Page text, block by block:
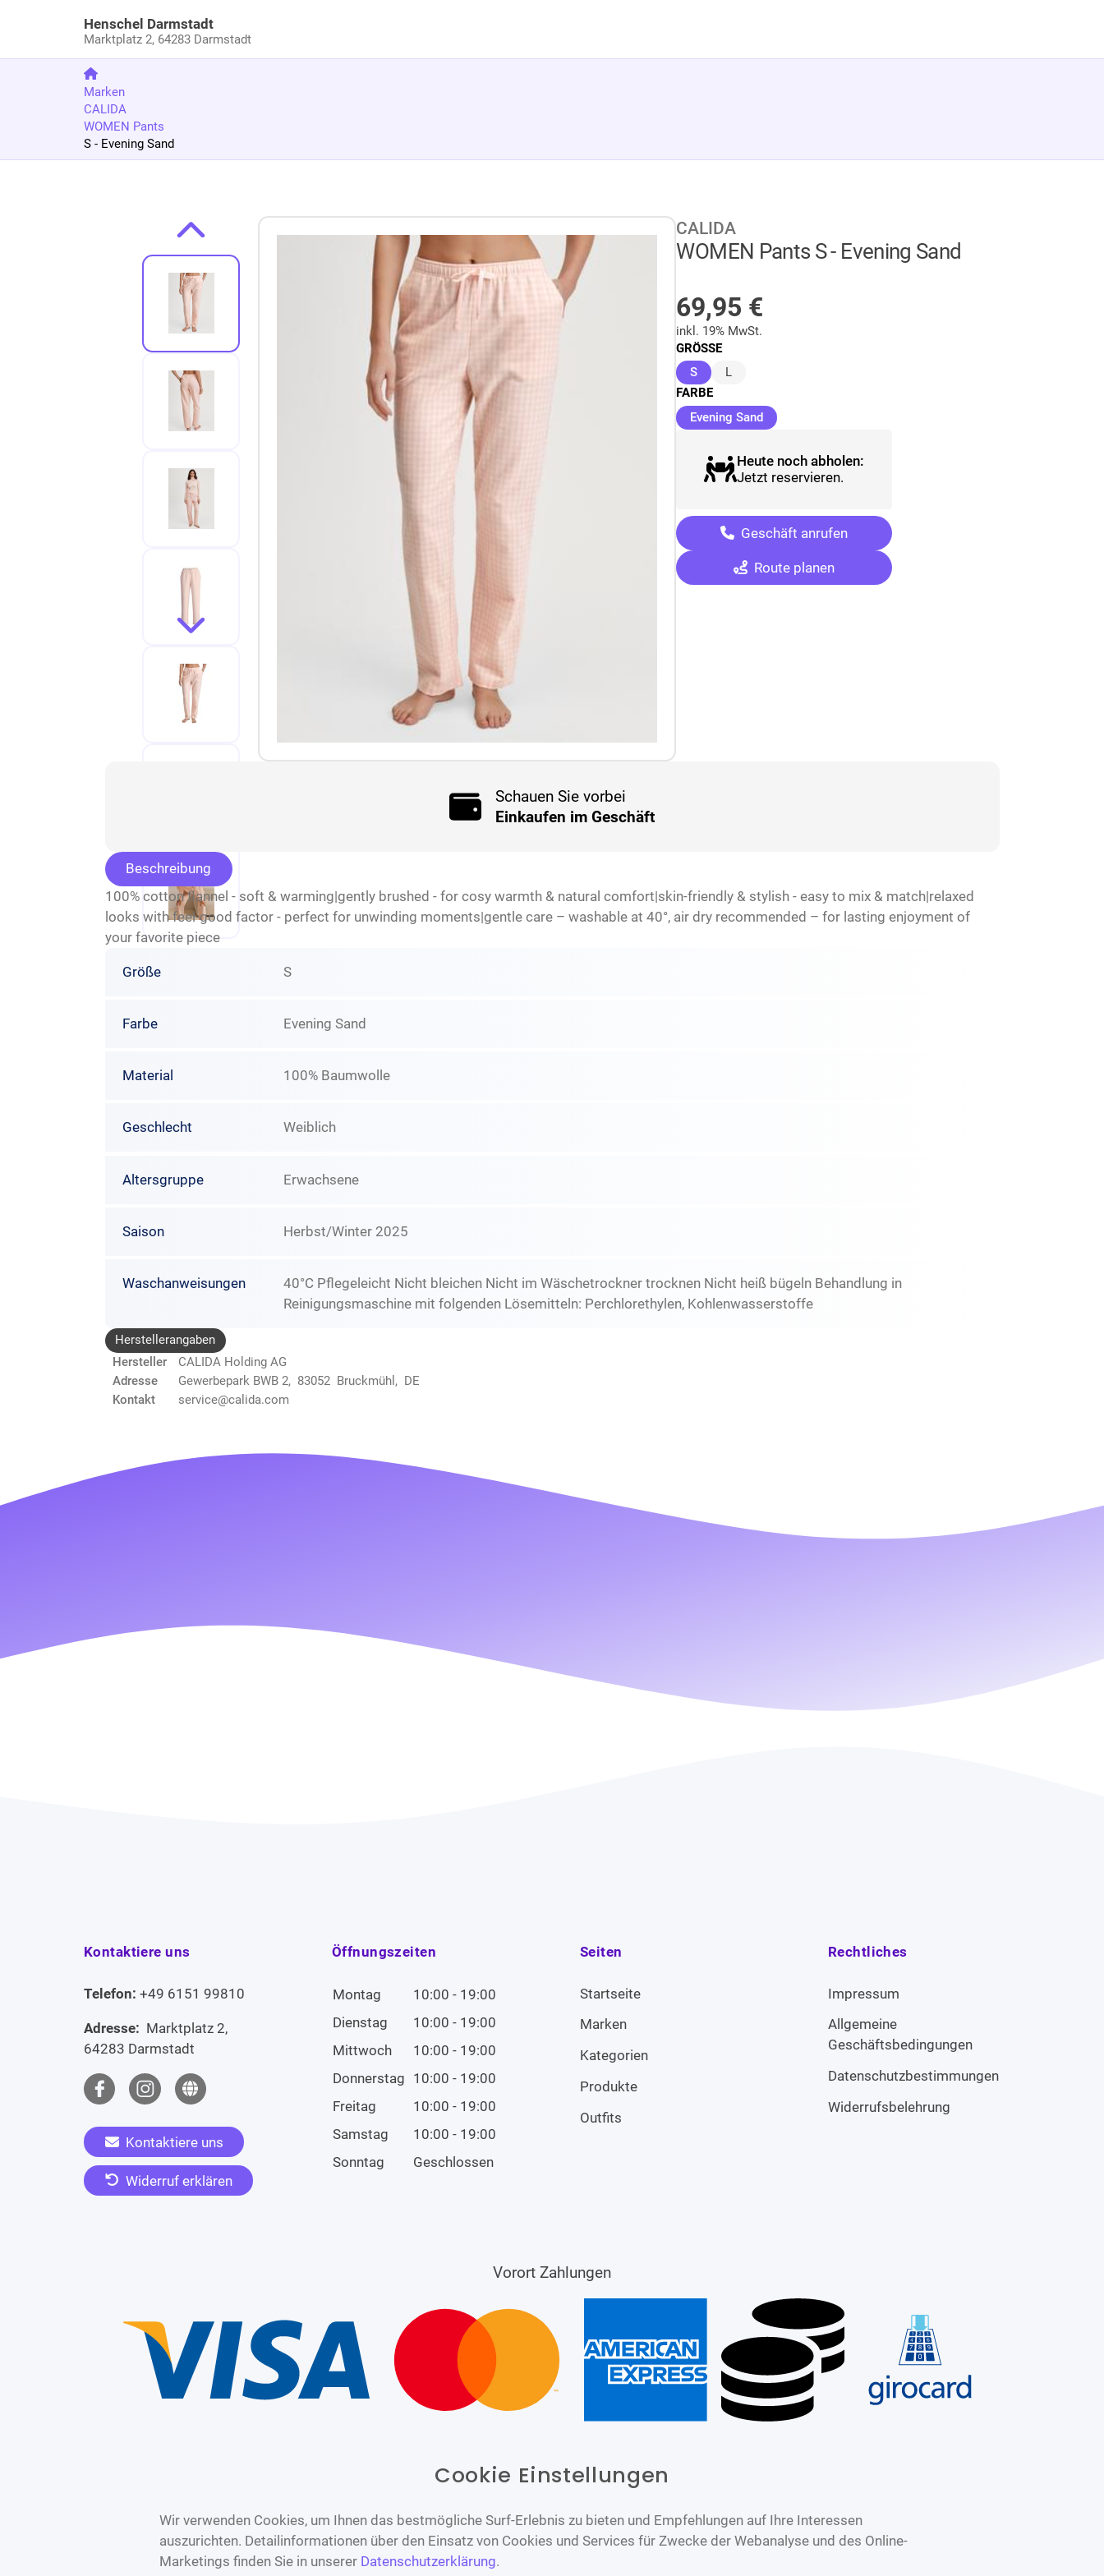
Henschel Darmstadt
Marktplatz 2, 64283 Darmstadt
Marken
CALIDA
WOMEN Pants
S - Evening Sand
Zur Produktbeschreibung springen CALIDA
WOMEN Pants S - Evening Sand
69,95 €
inkl. 19% MwSt.
GRÖSSE
S(ausgewählt)
L
FARBE
Evening Sand(ausgewählt)
Heute noch abholen:
Jetzt reservieren.
Geschäft anrufen
Route planen
Schauen Sie vorbei
Einkaufen im Geschäft
Beschreibung
100% cotton flannel - soft & warming|gently brushed - for cosy warmth & natural comfort|skin-friendly & stylish - easy to mix & match|relaxed
looks with feel-good factor - perfect for unwinding moments|gentle care – washable at 40°, air dry recommended – for lasting enjoyment of
your favorite piece
Größe S
Farbe Evening Sand
Material 100% Baumwolle
Geschlecht Weiblich
Altersgruppe Erwachsene
Saison Herbst/Winter 2025
Waschanweisungen
40°C Pflegeleicht Nicht bleichen Nicht im Wäschetrockner trocknen Nicht heiß bügeln Behandlung in
Reinigungsmaschine mit folgenden Lösemitteln: Perchlorethylen, Kohlenwasserstoffe
Herstellerangaben
Hersteller
CALIDA Holding AG
Adresse
Gewerbepark BWB 2, 83052 Bruckmühl, DE
Kontakt
service@calida.com
Kontaktiere uns
Telefon: +49 6151 99810
Adresse: Marktplatz 2,
64283 Darmstadt
Kontaktiere uns
Widerruf erklären
Öffnungszeiten
Montag
10:00 - 19:00
Dienstag
10:00 - 19:00
Mittwoch
10:00 - 19:00
Donnerstag 10:00 - 19:00
Freitag
10:00 - 19:00
Samstag
10:00 - 19:00
Sonntag
Geschlossen
Seiten
Startseite
Marken
Kategorien
Produkte
Outfits
Rechtliches
Impressum
Allgemeine
Geschäftsbedingungen
Datenschutzbestimmungen
Widerrufsbelehrung
Vorort Zahlungen
Cookie Einstellungen
Wir verwenden Cookies, um Ihnen das bestmögliche Surf-Erlebnis zu bieten und Empfehlungen auf Ihre Interessen
auszurichten. Detailinformationen über den Einsatz von Cookies und Services für Zwecke der Webanalyse und des Online-
Marketings finden Sie in unserer Datenschutzerklärung.